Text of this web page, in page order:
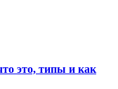
это, типы и как